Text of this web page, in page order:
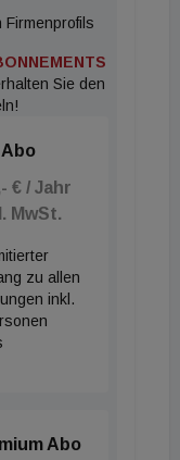
Sie den
Abo
€ / Jahr
MwSt.
zu allen
inkl.
Abo